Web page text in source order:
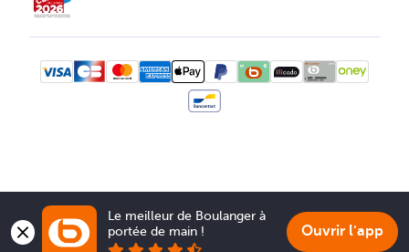
Le meilleur de Boulanger à
portée de main !
Ouvrir l'app